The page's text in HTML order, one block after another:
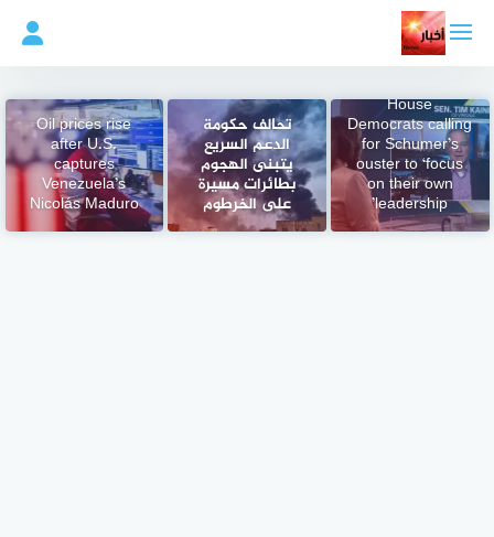
المحتوى
House
Democrats calling
for Schumer’s
ouster to ‘focus
on their own
leadership’
تحالف حكومة
الدعم السريع
يتبنى الهجوم
بطائرات مسيرة
على الخرطوم
Oil prices rise
after U.S.
captures
Venezuela’s
Nicolás Maduro